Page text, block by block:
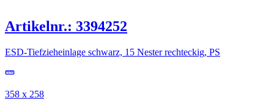
Artikelnr.: 3394252
ESD-Tiefzieheinlage schwarz, 15 Nester rechteckig, PS
358 x 258